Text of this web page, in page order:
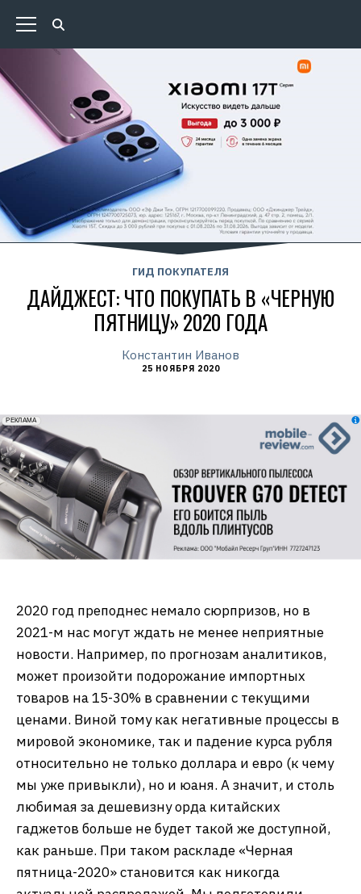
ГИД ПОКУПАТЕЛЯ
ДАЙДЖЕСТ: ЧТО ПОКУПАТЬ В «ЧЕРНУЮ
ПЯТНИЦУ» 2020 ГОДА
Константин Иванов
25 НОЯБРЯ 2020
erid: 2VfnxxmNzs5
РЕКЛАМА
2020 год преподнес немало сюрпризов, но в
2021-м нас могут ждать не менее неприятные
новости. Например, по прогнозам аналитиков,
может произойти подорожание импортных
товаров на 15-30% в сравнении с текущими
ценами. Виной тому как негативные процессы в
мировой экономике, так и падение курса рубля
относительно не только доллара и евро (к чему
мы уже привыкли), но и юаня. А значит, и столь
любимая за дешевизну орда китайских
гаджетов больше не будет такой же доступной,
как раньше. При таком раскладе «Черная
пятница-2020» становится как никогда